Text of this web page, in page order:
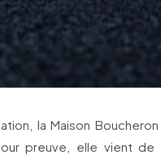
la Maison
preuve, elle vient